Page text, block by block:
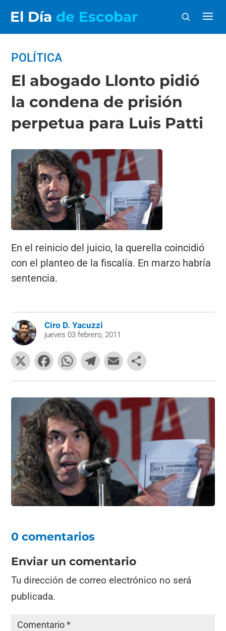
El Día de Escobar
POLÍTICA
El abogado Llonto pidió
la condena de prisión
perpetua para Luis Patti
En el reinicio del juicio, la querella coincidió
con el planteo de la fiscalía. En marzo habría
sentencia.
Ciro D. Yacuzzi
jueves 03 febrero, 2011
X
F
a
c
e
b
o
o
k
W
h
at
s
A
p
p
T
el
e
gr
a
m
E
m
ai
l
o
m
p
ar
tir
0 comentarios
Enviar un comentario
Tu dirección de correo electrónico no será
publicada.